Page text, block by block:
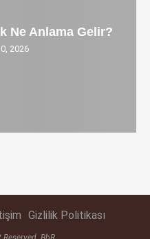
Ne Anlama Gelir?
2026
Gizlilik Politikası